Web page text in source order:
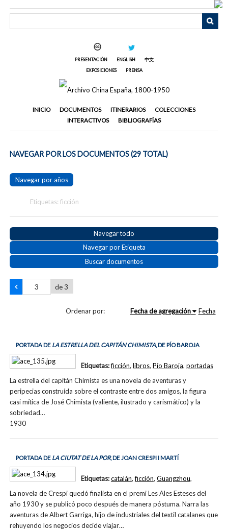
PRESENTACIÓN ENGLISH
中文
EXPOSICIONES
PRENSA
INICIO DOCUMENTOS ITINERARIOS
COLECCIONES
INTERACTIVOS
BIBLIOGRAFÍAS
NAVEGAR POR LOS DOCUMENTOS (29 TOTAL)
Navegar por años
Etiquetas: ficción
Navegar todo
Navegar por Etiqueta
Buscar documentos
de 3
Ordenar por: Fecha de agregación Fecha
PORTADA DE LA ESTRELLA DEL CAPITÁN CHIMISTA, DE PÍO BAROJA
La estrella del capitán Chimista es una novela de aventuras y
peripecias construída sobre el contraste entre dos amigos, la figura
casi mítica de José Chimista (valiente, ilustrado y carismático) y la
sobriedad…
1930
Etiquetas:ficción, libros, Pío Baroja, portadas
PORTADA DE LA CIUTAT DE LA POR, DE JOAN CRESPI I MARTÍ
La novela de Crespi quedó finalista en el premi Les Ales Esteses del
año 1930 y se publicó poco después de manera póstuma. Narra las
aventuras de Albert Garriga, hijo de industriales del textil catalanes que
rehuyendo los negocios decide viajar…
Etiquetas:catalán,ficción, Guangzhou,